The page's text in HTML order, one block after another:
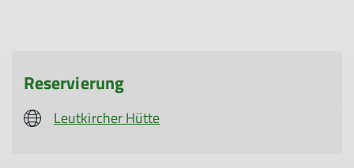
Reservierung
Leutkircher Hütte